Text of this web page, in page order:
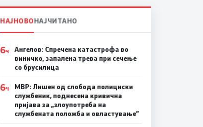
НАЈНОВОНАЈЧИТАНО
6Ч
Ангелов: Спречена катастрофа во
виничко, запалена трева при сечење
со брусилица
6Ч
МВР: Лишен од слобода полициски
службеник, поднесена кривична
пријава за „злоупотреба на
службената положба и овластување”